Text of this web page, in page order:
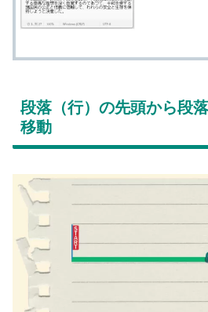
段落（行）の先頭から段
移動